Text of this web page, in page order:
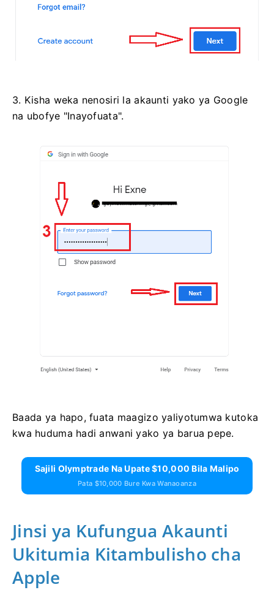
3. Kisha weka nenosiri la akaunti yako ya Google
na ubofye "Inayofuata".
Baada ya hapo, fuata maagizo yaliyotumwa kutoka
kwa huduma hadi anwani yako ya barua pepe.
Sajili Olymptrade Na Upate $10,000 Bila Malipo
Pata $10,000 Bure Kwa Wanaoanza
Jinsi ya Kufungua Akaunti
Ukitumia Kitambulisho cha
Apple